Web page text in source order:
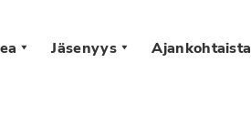
Jäsenyys Ajankohtaista